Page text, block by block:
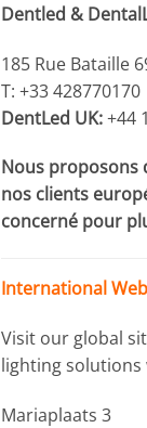
Dentled &
185 Rue Bataille
T: +33 428770170
DentLed UK:+44
Nous proposons
nos clients
concerné pour
International
Visit our global
lighting solutions
Mariaplaats 3